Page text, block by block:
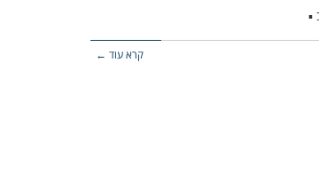
קרא עוד ←